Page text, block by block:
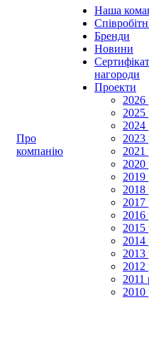
Про
компанію
Наша
Бренди
Новини
нагороди
Проекти
2026
2025
2024
2023
2021
2020
2019
2018
2017
2016
2015
2014
2013
2012
2011
2010